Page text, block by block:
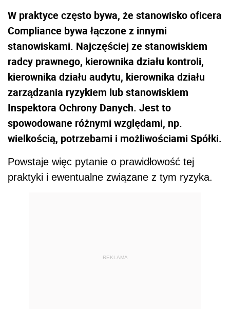
W praktyce często bywa, że stanowisko oficera
Compliance bywa łączone z innymi
stanowiskami. Najczęściej ze stanowiskiem
radcy prawnego, kierownika działu kontroli,
kierownika działu audytu, kierownika działu
zarządzania ryzykiem lub stanowiskiem
Inspektora Ochrony Danych. Jest to
spowodowane różnymi względami, np.
wielkością, potrzebami i możliwościami Spółki.
Powstaje więc pytanie o prawidłowość tej
praktyki i ewentualne związane z tym ryzyka.
REKLAMA